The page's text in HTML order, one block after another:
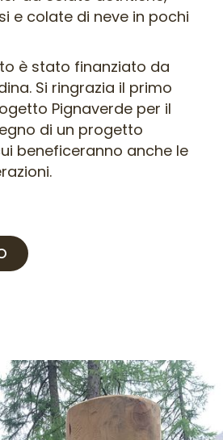
e colate di neve in pochi
è stato finanziato da
Si ringrazia il primo
Pignaverde per il
di un progetto
beneficeranno anche le